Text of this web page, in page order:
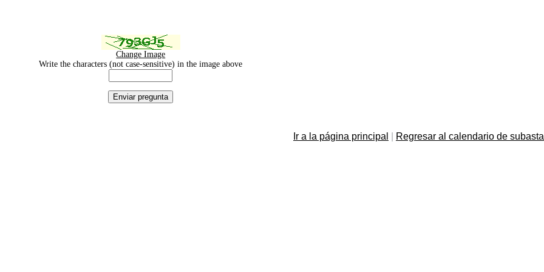
Change Image
Write the characters (not case-sensitive) in the image above
Ir a la página principal Regresar al calendario de